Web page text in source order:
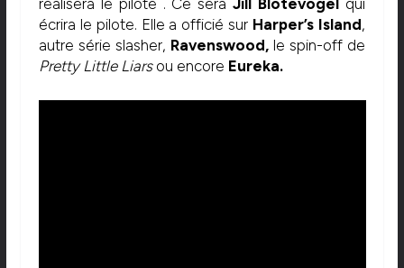
réalisera le pilote . Ce seraJill Blotevogel qui
écrira le pilote. Elle a officié sur Harper’s Island,
autre série slasher, Ravenswood, le spin-off de
Pretty Little Liarsou encore Eureka.